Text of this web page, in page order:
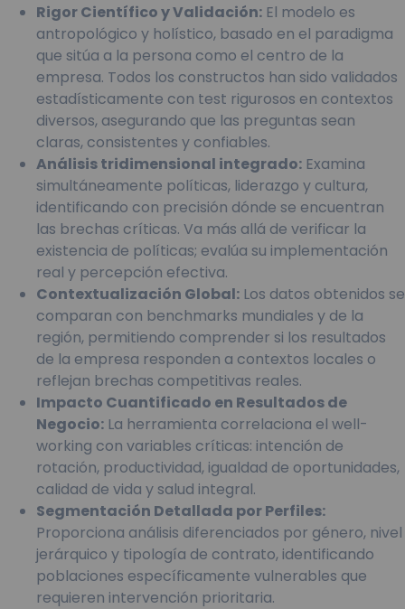
Rigor Científico y Validación: El modelo es
antropológico y holístico, basado en el paradigma
que sitúa a la persona como el centro de la
empresa. Todos los constructos han sido validados
estadísticamente con test rigurosos en contextos
diversos, asegurando que las preguntas sean
claras, consistentes y confiables.
Análisis tridimensional integrado: Examina
simultáneamente políticas, liderazgo y cultura,
identificando con precisión dónde se encuentran
las brechas críticas. Va más allá de verificar la
existencia de políticas; evalúa su implementación
real y percepción efectiva.
Contextualización Global: Los datos obtenidos se
comparan con benchmarks mundiales y de la
región, permitiendo comprender si los resultados
de la empresa responden a contextos locales o
reflejan brechas competitivas reales.
Impacto Cuantificado en Resultados de
Negocio: La herramienta correlaciona el well-
working con variables críticas: intención de
rotación, productividad, igualdad de oportunidades,
calidad de vida y salud integral.
Segmentación Detallada por Perfiles:
Proporciona análisis diferenciados por género, nivel
jerárquico y tipología de contrato, identificando
poblaciones específicamente vulnerables que
requieren intervención prioritaria.